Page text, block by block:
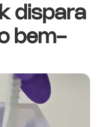
dispara
bem-